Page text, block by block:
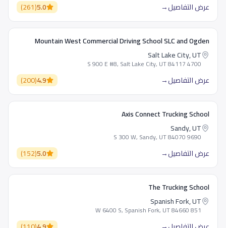
عرض التفاصيل→
5.0
(
261
)
Mountain West Commercial Driving School SLC and Ogden
Salt Lake City, UT
4700 S 900 E #8, Salt Lake City, UT 84117
عرض التفاصيل→
4.9
(
200
)
Axis Connect Trucking School
Sandy, UT
9690 S 300 W, Sandy, UT 84070
عرض التفاصيل→
5.0
(
152
)
The Trucking School
Spanish Fork, UT
851 W 6400 S, Spanish Fork, UT 84660